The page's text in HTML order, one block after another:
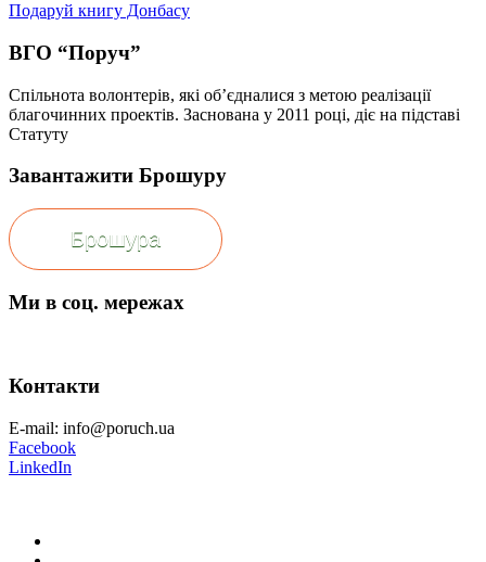
Подаруй книгу Донбасу
ВГО “Поруч”
Спільнота волонтерів, які об’єдналися з метою реалізації
благочинних проектів. Заснована у 2011 році, діє на підставі
Статуту
Завантажити Брошуру
Брошура
Ми в соц. мережах
Контакти
E-mail: info@poruch.ua
Facebook
LinkedIn